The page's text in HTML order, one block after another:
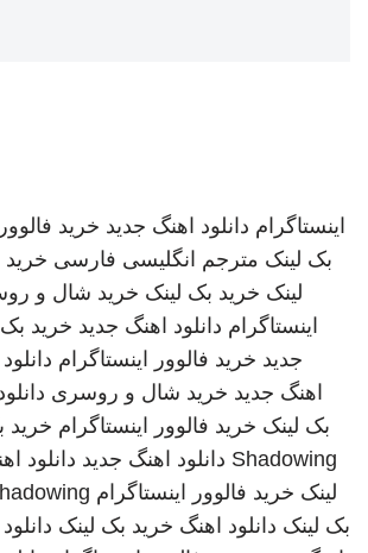
اینستاگرام دانلود اهنگ جدید خرید
بک لینک مترجم انگلیسی فارسی خرید
لینک خرید بک لینک خرید شال و
اینستاگرام دانلود اهنگ جدید خرید
جدید خرید فالوور اینستاگرام
اهنگ جدید خرید شال و روسری
بک لینک خرید فالوور اینستاگرام خرید
Shadowing دانلود اهنگ جدید دانلود
لینک خرید فالوور اینستاگرام
بک لینک دانلود اهنگ خرید بک لینک